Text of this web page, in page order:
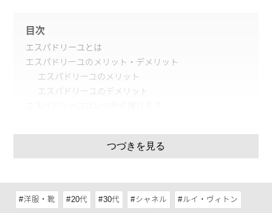
目次
エスパドリーユとは
エスパドリーユのメリット・デメリット
エスパドリーユのメリット
エスパドリーユのデメリット
履き心地で選ぶ
コーデに合わせて選ぶ
シャネル（CHANEL）エスパドリーユ
エルメス（HERMÈS）エスパドリーユ
つづきを見る
洋服・靴 20代 30代 シャネル ルイ・ヴィトン